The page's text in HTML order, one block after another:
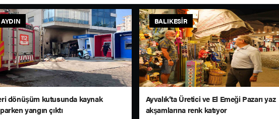
AYDIN
dönüşüm kutusunda kaynak
yangın çıktı
BALIKESIR
Ayvalık’ta Üretici ve El Emeği Pazarı yaz
akşamlarına renk katıyor